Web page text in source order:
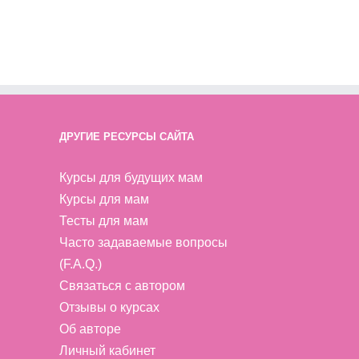
ДРУГИЕ РЕСУРСЫ САЙТА
Курсы для будущих мам
Курсы для мам
Тесты для мам
Часто задаваемые вопросы
(F.A.Q.)
Связаться с автором
Отзывы о курсах
Об авторе
Личный кабинет